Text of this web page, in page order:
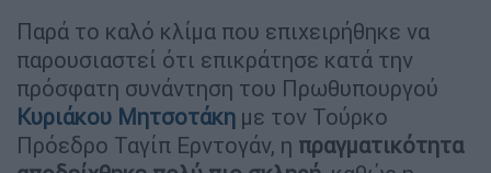
Παρά το καλό κλίμα που επιχειρήθηκε να
παρουσιαστεί ότι επικράτησε κατά την
πρόσφατη συνάντηση του Πρωθυπουργού
Κυριάκου Μητσοτάκη με τον Τούρκο
Πρόεδρο Ταγίπ Ερντογάν, η πραγματικότητα